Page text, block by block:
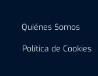
Quiénes Somos
Política de Cookies